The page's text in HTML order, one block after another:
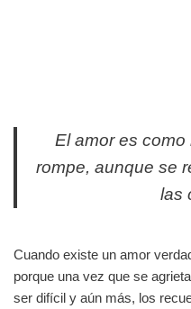
El amor es
rompe, aunque se
las
Cuando existe un amor
porque una vez que se
ser difícil y aún más, los